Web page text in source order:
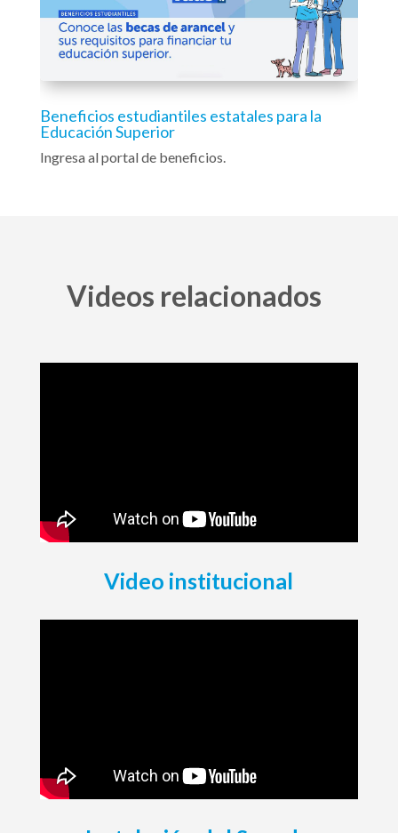
Beneficios estudiantiles estatales para la
Educación Superior
Ingresa al portal de beneficios.
Videos relacionados
Video institucional